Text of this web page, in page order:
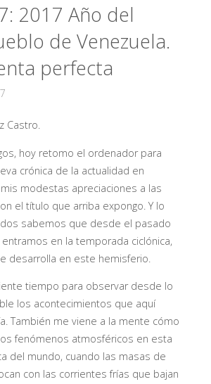
2017 Año del
de Venezuela.
perfecta
Castro.
hoy retomo el ordenador para
crónica de la actualidad en
modestas apreciaciones a las
el título que arriba expongo. Y lo
sabemos que desde el pasado
en la temporada ciclónica,
desarrolla en este hemisferio.
tiempo para observar desde lo
los acontecimientos que aquí
También me viene a la mente cómo
fenómenos atmosféricos en esta
del mundo, cuando las masas de
con las corrientes frías que bajan